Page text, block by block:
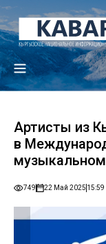
Артисты из
в
749 22 Май 2025 15:59